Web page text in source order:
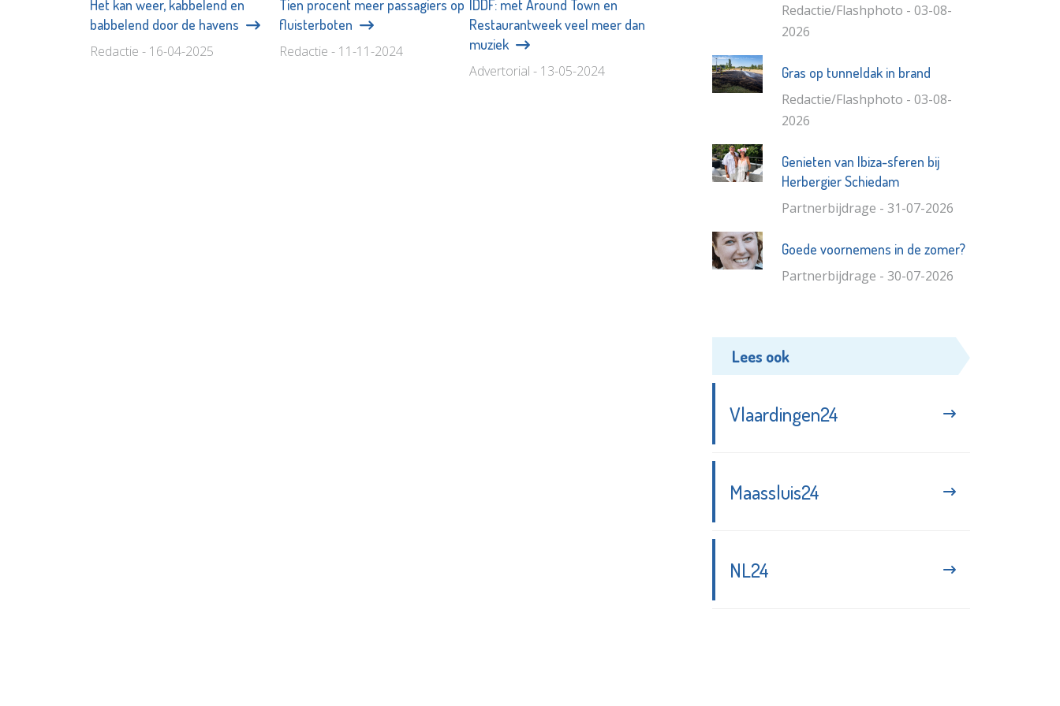
Het kan weer, kabbelend en
babbelend door de havens
Redactie - 16-04-2025
Tien procent meer passagiers op
fluisterboten
Redactie - 11-11-2024
IDDF: met Around Town en
Restaurantweek veel meer dan
muziek
Advertorial - 13-05-2024
Redactie/Flashphoto - 03-08-
2026
Gras op tunneldak in brand
Redactie/Flashphoto - 03-08-
2026
Genieten van Ibiza-sferen bij
Herbergier Schiedam
Partnerbijdrage - 31-07-2026
Goede voornemens in de zomer?
Partnerbijdrage - 30-07-2026
Lees ook
Vlaardingen24
Maassluis24
NL24